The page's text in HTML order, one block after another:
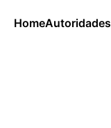
HomeAutoridades